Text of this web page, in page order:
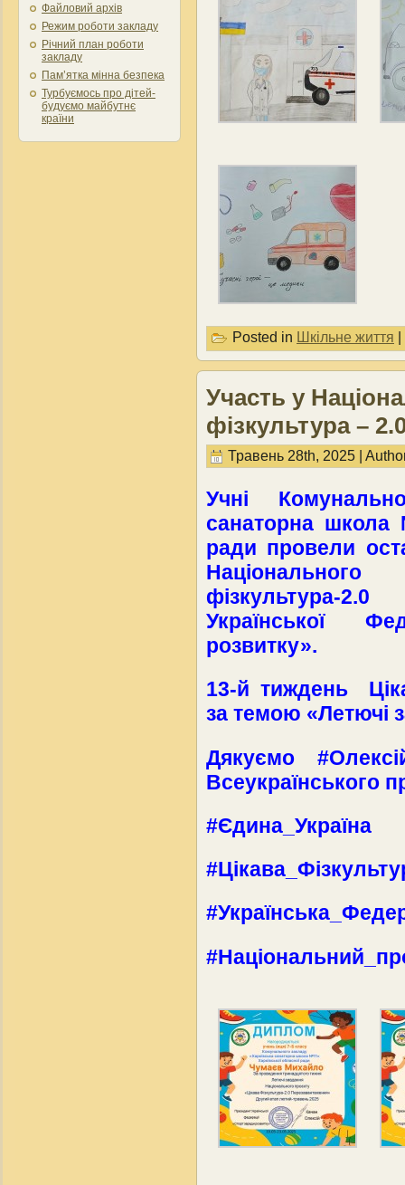
Файловий архів
Режим роботи закладу
Річний план роботи
закладу
Пам’ятка мінна безпека
Турбуємось про дітей-
будуємо майбутнє
країни
Posted in Шкільне життя |
Участь у
фізкультура –
Травень 28th, 2025 |
Учні
санаторна школа
ради провели
фізкультура-
Української
розвитку».
13-й тиждень
за темою «Летючі
Дякуємо
Всеукраїнського
#Єдина_Україна